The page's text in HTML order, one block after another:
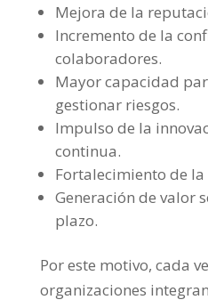
Mejora de la
Incremento de la
colaboradores.
Mayor capacidad
gestionar riesgos.
Impulso de la
continua.
Fortalecimiento de
Generación de valor
plazo.
Por este motivo, cada
organizaciones